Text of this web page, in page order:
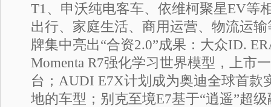
T1、申沃纯电客车、依维柯聚星EV等
出行、家庭生活、商用运营、物流运
牌集中亮出“合资2.0”成果：大众ID.
Momenta R7强化学习世界模型，上市
台；AUDI E7X计划成为奥迪全球首款
地的车型；别克至境E7基于“逍遥”超